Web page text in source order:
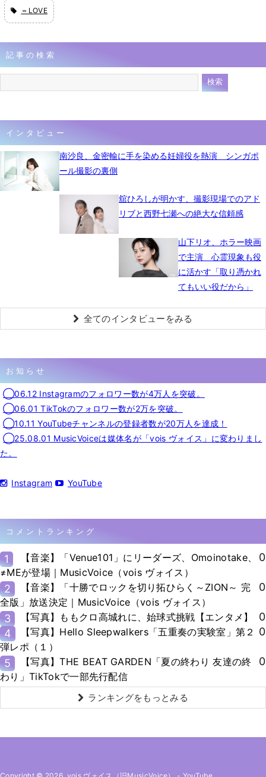
＝LOVE
記事の検索
インタビュー
南沙良、金密輸に手を染める妊婦役を熱演 シンガポ
ール撮影の裏側
舘ひろしが明かす、撮影現場でのアド
リブと西野七瀬への絶大な信頼感
山下リオ、ホラー映画
で主演 心霊現象も役
に活かす「取り憑かれ
てもいい役だから」
全てのインタビューをみる
お知らせ
◯06.12 Instagramのフォロワー数が4万人を突破。
◯06.01 TikTokのフォロワー数が2万を突破。
◯10.11 YouTubeチャンネルの登録者数が20万人を達成！
◯25.08.01 MusicVoiceは媒体名が「vois ヴォイス」に変わりまし
た。
Instagram YouTube
コメントランキング
1
【音楽】「Venue101」にリーダーズ、Omoinotake、
≠MEが登場｜MusicVoice（vois ヴォイス）
0
2
【音楽】「十勝でロックを切り拓ひらく～ZION～ 完
全版」放送決定｜MusicVoice（vois ヴォイス）
0
3 【写真】ももクロ高城れに、始球式挑戦【エンタメ】
0
4
【写真】Hello Sleepwalkers「五重奏の実験室」第２
弾レポ（１）
0
5
【写真】THE BEAT GARDEN「夏の終わり 友達の終
わり」TikTokで一部先行配信
0
ランキングをもっとみる